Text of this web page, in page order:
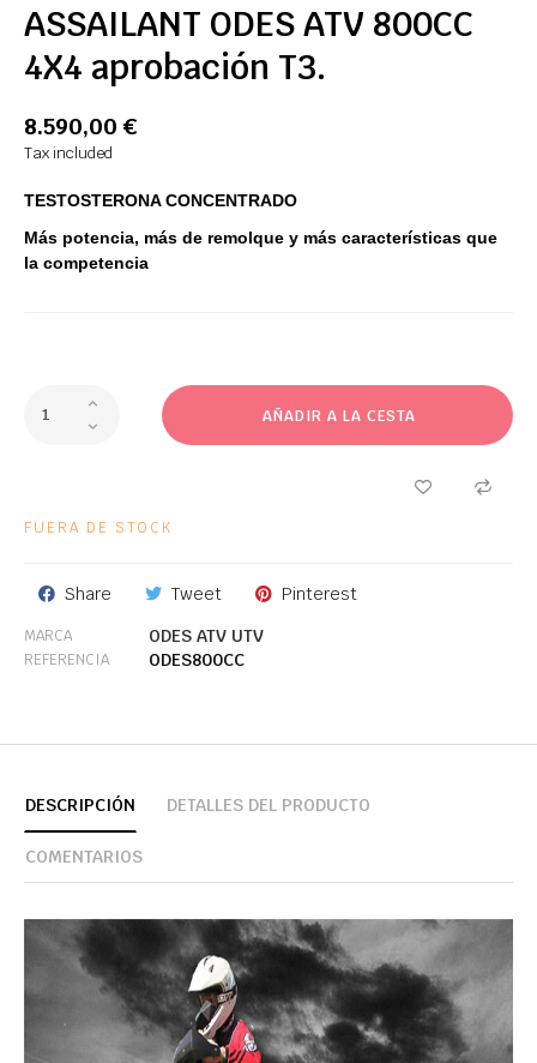
ASSAILANT ODES ATV 800CC
4X4 aprobación T3.
8.590,00 €
Tax included
TESTOSTERONA CONCENTRADO
Más potencia, más de remolque y más características que
la competencia
AÑADIR A LA CESTA
FUERA DE STOCK
Share Tweet Pinterest
MARCA ODES ATV UTV
REFERENCIA ODES800CC
DESCRIPCIÓN DETALLES DEL PRODUCTO
COMENTARIOS